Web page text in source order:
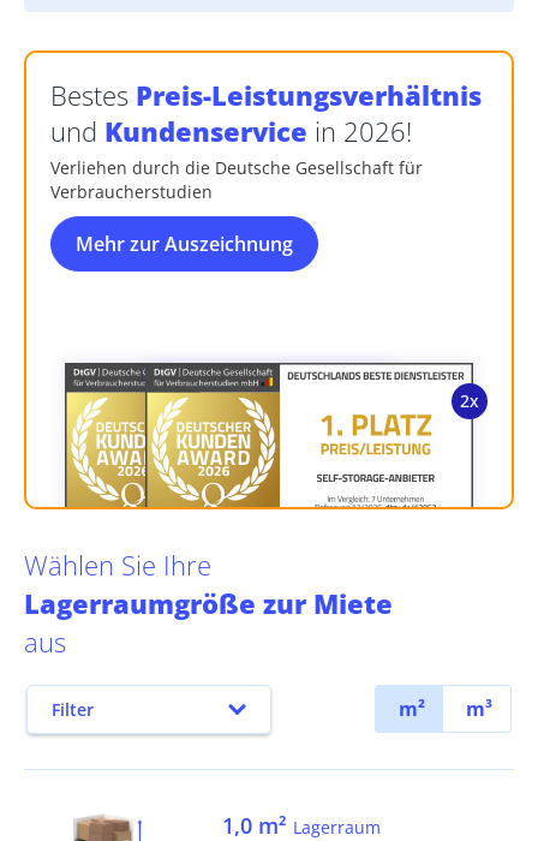
Bestes Preis-Leistungsverhältnis
und Kundenservice in 2026!
Verliehen durch die Deutsche Gesellschaft für
Verbraucherstudien
Mehr zur Auszeichnung
Wählen Sie Ihre
Lagerraumgröße zur Miete
aus
Filter m² m³
1,0 m² Lagerraum